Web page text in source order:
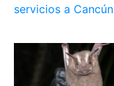
servicios a Cancún